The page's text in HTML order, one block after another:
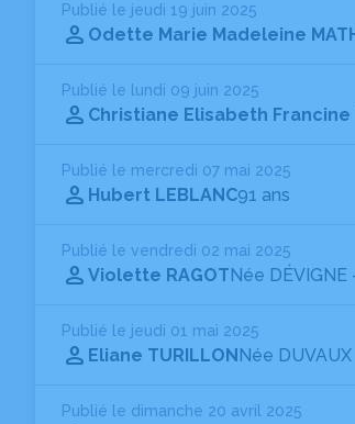
Publié le jeudi 19 juin 2025
Odette Marie Madeleine
Publié le lundi 09 juin 2025
Christiane Elisabeth Francine
Publié le mercredi 07 mai 2025
Hubert LEBLANC91 ans
Publié le vendredi 02 mai 2025
Violette RAGOTNée DÉVIGNE
Publié le jeudi 01 mai 2025
Eliane TURILLONNée DUVAUX
Publié le dimanche 20 avril 2025